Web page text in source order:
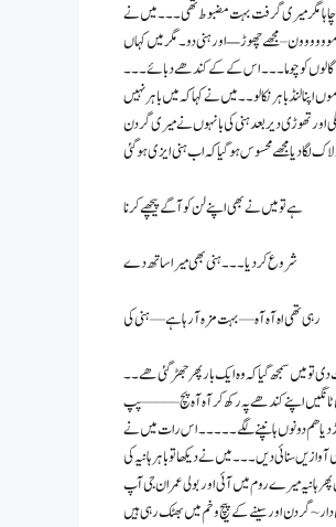
چاہا مگر میری گرفت بہت مضبوط تھی ۔ ۔ ۔ میں نے
– مجھے چھوڑ — اور ہنی دو ۔ مگر میں کہاں
گالوں کو چوما ۔ ۔ ۔ اس کے کے کندھے دبائے ۔ ۔ ۔
لنڈ باہر نکالو ۔ ۔ میں نے کہا کہ میں باہر نہیں
اور تھوڑی دیر بعد ہنی کی بانہوں نے میری گردن
لگا دیا مجھے محسوس ہو گیا کہ اب ہنی ایزی ہو گئی
ہے تو میں نے بھی اپنے لن کو آگے پیچھے کرنا
شروع کر دیا ۔ ۔ ۔ ہنی بھی میرا ساتھ دے
رہی تھی اه آه آه – – بہت مزہ آ رہا ہے – – ہنی کی
دی تو میں سمجھ گیا کہ وہ ایک بار پھر جھڑ گئی ھے ۔ ۔
اپنے کندھے پہ رکھ کر آه آه پچ – – – – – پپ
دیا هم دونوں ہانپنے لگے ۔۔۔۔۔اس رات میں نے
سنائی دیں ۔ ۔ ۔ میں نے دیکھا تو باہر ہانیہ کی
پھر ہانیہ میرے روم میں آئی اور بولی عمران جی آپ
~ گردن اور سینے کے پیچ و خم میں بھٹک رہی ہیں